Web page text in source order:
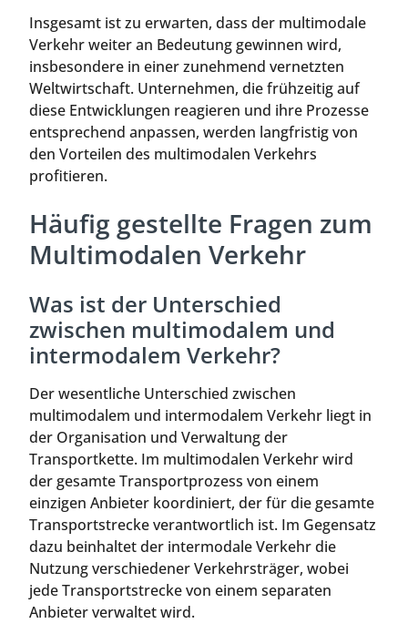
Insgesamt ist zu erwarten, dass der multimodale
Verkehr weiter an Bedeutung gewinnen wird,
insbesondere in einer zunehmend vernetzten
Weltwirtschaft. Unternehmen, die frühzeitig auf
diese Entwicklungen reagieren und ihre Prozesse
entsprechend anpassen, werden langfristig von
den Vorteilen des multimodalen Verkehrs
profitieren.
Häufig gestellte Fragen zum
Multimodalen Verkehr
Was ist der Unterschied
zwischen multimodalem und
intermodalem Verkehr?
Der wesentliche Unterschied zwischen
multimodalem und intermodalem Verkehr liegt in
der Organisation und Verwaltung der
Transportkette. Im multimodalen Verkehr wird
der gesamte Transportprozess von einem
einzigen Anbieter koordiniert, der für die gesamte
Transportstrecke verantwortlich ist. Im Gegensatz
dazu beinhaltet der intermodale Verkehr die
Nutzung verschiedener Verkehrsträger, wobei
jede Transportstrecke von einem separaten
Anbieter verwaltet wird.